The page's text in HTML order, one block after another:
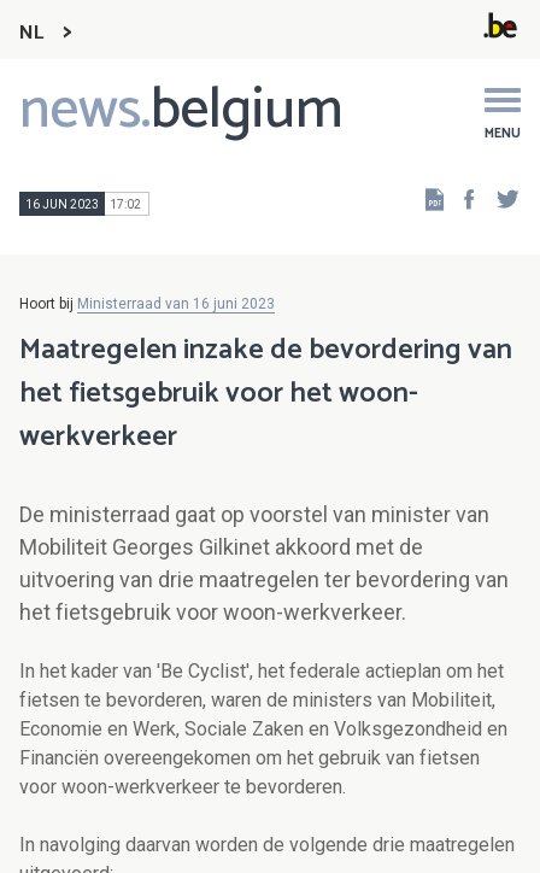
NL
news.belgium MENU
Main
navigation
16 JUN 2023 17:02
Hoort bij Ministerraad van 16 juni 2023
Maatregelen inzake de bevordering van
het fietsgebruik voor het woon-
werkverkeer
De ministerraad gaat op voorstel van minister van
Mobiliteit Georges Gilkinet akkoord met de
uitvoering van drie maatregelen ter bevordering van
het fietsgebruik voor woon-werkverkeer.
In het kader van 'Be Cyclist', het federale actieplan om het
fietsen te bevorderen, waren de ministers van Mobiliteit,
Economie en Werk, Sociale Zaken en Volksgezondheid en
Financiën overeengekomen om het gebruik van fietsen
voor woon-werkverkeer te bevorderen.
In navolging daarvan worden de volgende drie maatregelen